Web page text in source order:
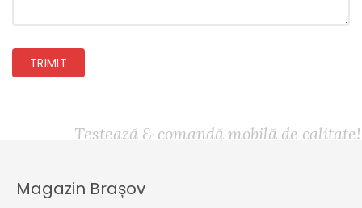
TRIMIT
Testează & comandă mobilă de calitate!
Magazin Brașov